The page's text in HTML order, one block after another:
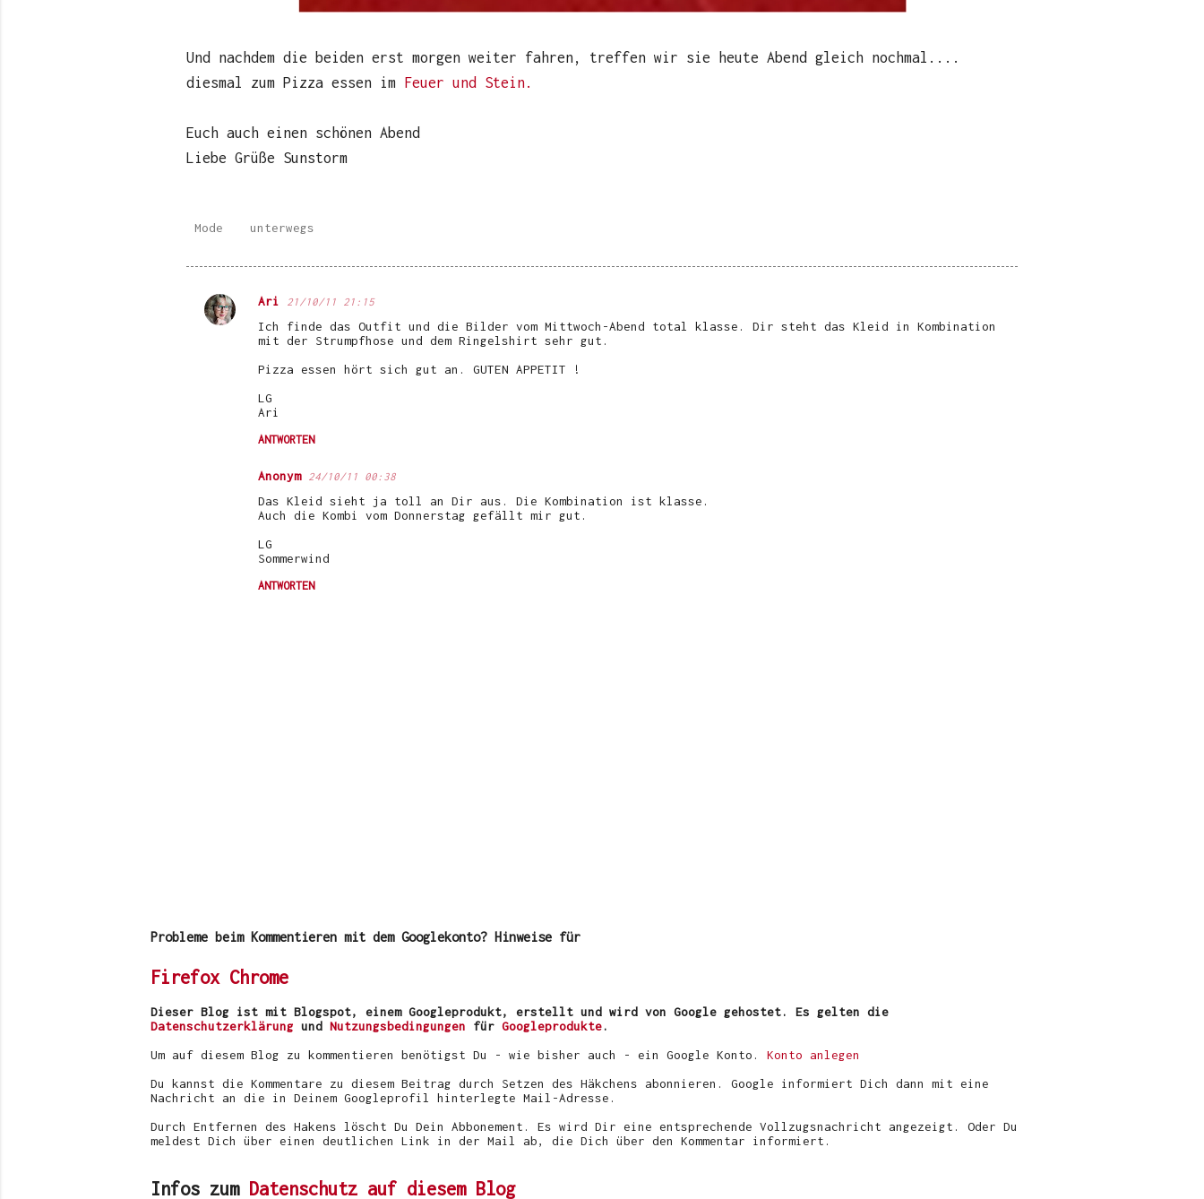
Und nachdem die beiden erst morgen weiter fahren, treffen wir sie heute Abend gleich nochmal....
diesmal zum Pizza essen im Feuer und Stein.
Euch auch einen schönen Abend
Liebe Grüße Sunstorm
Mode unterwegs
K
Ari 21/10/11 21:15
Ich finde das Outfit und die Bilder vom Mittwoch-Abend total klasse. Dir steht das Kleid in Kombination
mit der Strumpfhose und dem Ringelshirt sehr gut.
Pizza essen hört sich gut an. GUTEN APPETIT !
LG
Ari
ANTWORTEN
Anonym 24/10/11 00:38
Das Kleid sieht ja toll an Dir aus. Die Kombination ist klasse.
Auch die Kombi vom Donnerstag gefällt mir gut.
LG
Sommerwind
ANTWORTEN
m
t
r
v
e
r
ö
f
f
e
n
t
l
h
Probleme beim Kommentieren mit dem Googlekonto? Hinweise für
Firefox Chrome
Dieser Blog ist mit Blogspot, einem Googleprodukt, erstellt und wird von Google gehostet. Es gelten die
Datenschutzerklärung und Nutzungsbedingungen für Googleprodukte.
Um auf diesem Blog zu kommentieren benötigst Du - wie bisher auch - ein Google Konto. Konto anlegen
Du kannst die Kommentare zu diesem Beitrag durch Setzen des Häkchens abonnieren. Google informiert Dich dann mit eine
Nachricht an die in Deinem Googleprofil hinterlegte Mail-Adresse.
Durch Entfernen des Hakens löscht Du Dein Abbonement. Es wird Dir eine entsprechende Vollzugsnachricht angezeigt. Oder Du
meldest Dich über einen deutlichen Link in der Mail ab, die Dich über den Kommentar informiert.
Infos zum Datenschutz auf diesem Blog